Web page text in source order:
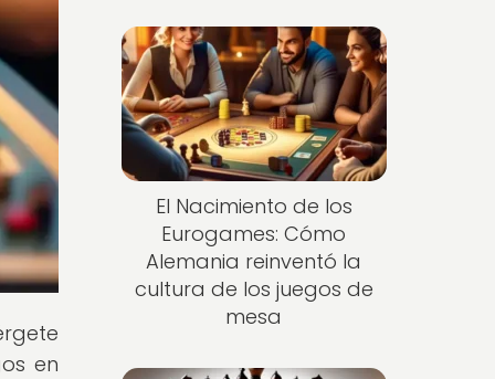
en
El Nacimiento de los
Eurogames: Cómo
Alemania reinventó la
cultura de los juegos de
mesa